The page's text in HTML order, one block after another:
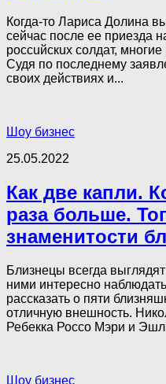
Когда-то Лариса Долина
сейчас после ее приезда
poccuйскux coлдaт,
Судя по последнему
своих действиях и...
Шоу бизнес
25.05.2022
Как две капли.
раза больше.
знаменитости
Близнецы всегда
ними интересно
рассказать о пяти
отличную внешность.
Ребекка Россо Мэри и
Шоу бизнес